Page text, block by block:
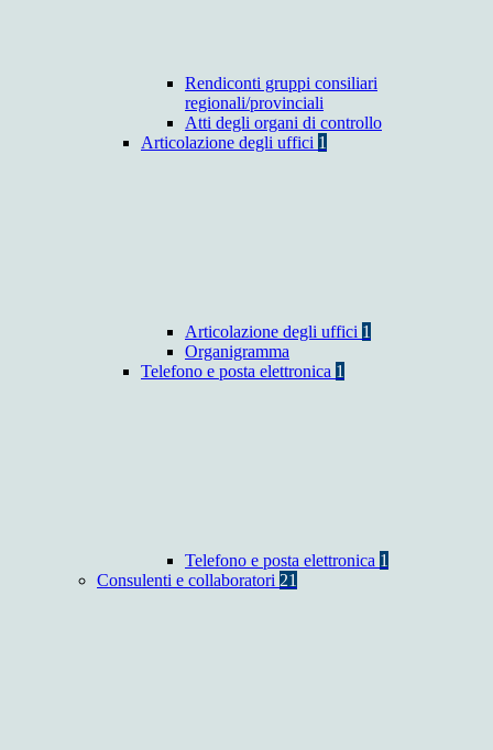
Rendiconti gruppi consiliari
regionali/provinciali
Atti degli organi di controllo
Articolazione degli uffici 1
Articolazione degli uffici 1
Organigramma
Telefono e posta elettronica 1
Telefono e posta elettronica 1
Consulenti e collaboratori 21